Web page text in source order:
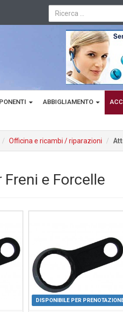
ABBIGLIAMENTO
Officina e ricambi / riparazioni
e Forcelle
DISPONIBILE PER